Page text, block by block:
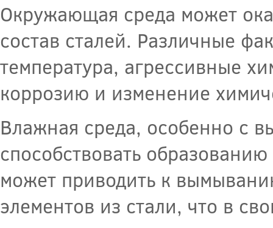
Окружающая среда может
состав сталей. Различные
температура, агрессивные
коррозию и изменение
Влажная среда, особенно с
способствовать
может приводить к
элементов из стали, что в